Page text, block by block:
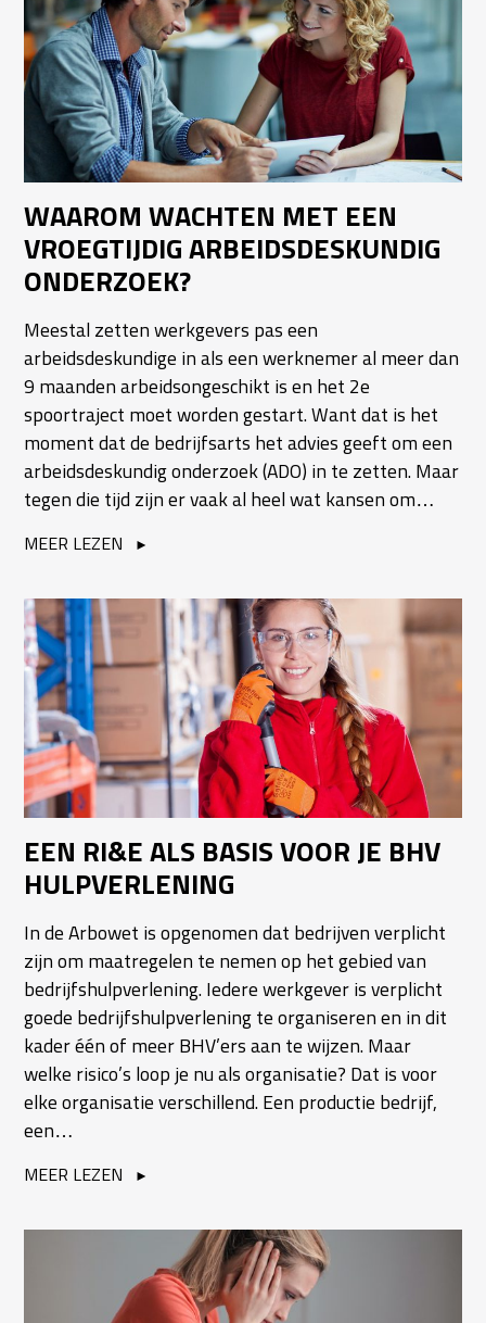
WAAROM WACHTEN MET EEN
VROEGTIJDIG ARBEIDSDESKUNDIG
ONDERZOEK?
Meestal zetten werkgevers pas een
arbeidsdeskundige in als een werknemer al meer dan
9 maanden arbeidsongeschikt is en het 2e
spoortraject moet worden gestart. Want dat is het
moment dat de bedrijfsarts het advies geeft om een
arbeidsdeskundig onderzoek (ADO) in te zetten. Maar
tegen die tijd zijn er vaak al heel wat kansen om…
MEER LEZEN
EEN RI&E ALS BASIS VOOR JE BHV
HULPVERLENING
In de Arbowet is opgenomen dat bedrijven verplicht
zijn om maatregelen te nemen op het gebied van
bedrijfshulpverlening. Iedere werkgever is verplicht
goede bedrijfshulpverlening te organiseren en in dit
kader één of meer BHV’ers aan te wijzen. Maar
welke risico’s loop je nu als organisatie? Dat is voor
elke organisatie verschillend. Een productie bedrijf,
een…
MEER LEZEN